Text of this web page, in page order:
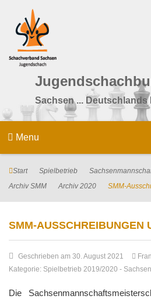
Sachsen ...
Menu
Start Spielbetrieb
Archiv SMM
Archiv 2020 SMM-
SMM-AUSSCHREIBUNGEN
Geschrieben am 30. August 2021
Kategorie: Spielbetrieb 2019/2020 -
Die